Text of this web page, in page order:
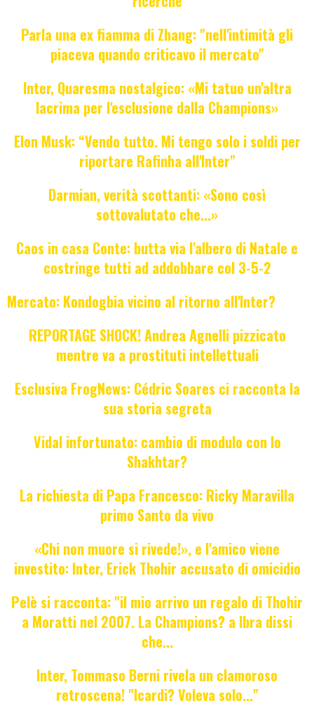
Parla una ex fiamma di Zhang: "nell'intimità gli
piaceva quando criticavo il mercato"
Inter, Quaresma nostalgico: «Mi tatuo un'altra
lacrima per l'esclusione dalla Champions»
Elon Musk: “Vendo tutto. Mi tengo solo i soldi per
riportare Rafinha all'Inter"
Darmian, verità scottanti: «Sono così
sottovalutato che...»
Caos in casa Conte: butta via l'albero di Natale e
costringe tutti ad addobbare col 3-5-2
Mercato: Kondogbia vicino al ritorno all'Inter?
REPORTAGE SHOCK! Andrea Agnelli pizzicato
mentre va a prostituti intellettuali
Esclusiva FrogNews: Cédric Soares ci racconta la
sua storia segreta
Vidal infortunato: cambio di modulo con lo
Shakhtar?
La richiesta di Papa Francesco: Ricky Maravilla
primo Santo da vivo
«Chi non muore si rivede!», e l'amico viene
investito: Inter, Erick Thohir accusato di omicidio
Pelè si racconta: "il mio arrivo un regalo di Thohir
a Moratti nel 2007. La Champions? a Ibra dissi
che...
Inter, Tommaso Berni rivela un clamoroso
retroscena! "Icardi? Voleva solo..."